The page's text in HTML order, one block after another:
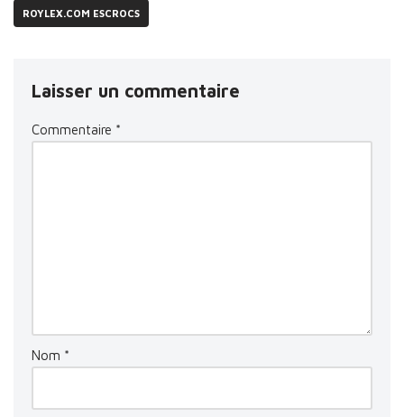
ROYLEX.COM ESCROCS
Laisser un commentaire
Commentaire *
Nom *